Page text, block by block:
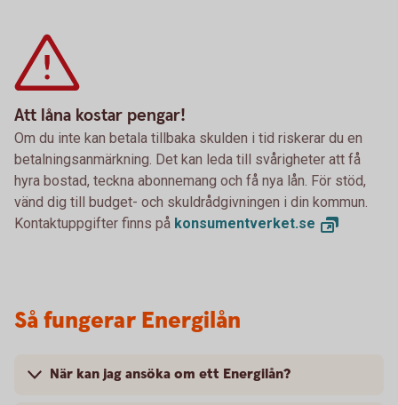
Att låna kostar pengar!
Om du inte kan betala tillbaka skulden i tid riskerar du en
betalningsanmärkning. Det kan leda till svårigheter att få
hyra bostad, teckna abonnemang och få nya lån. För stöd,
vänd dig till budget- och skuldrådgivningen i din kommun.
Kontaktuppgifter finns på konsumentverket.se
Så fungerar Energilån
När kan jag ansöka om ett Energilån?